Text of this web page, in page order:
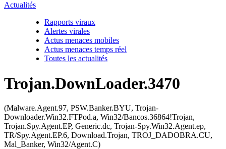
Actualités
Rapports viraux
Alertes virales
Actus menaces mobiles
Actus menaces temps réel
Toutes les actualités
Trojan.DownLoader.3470
(Malware.Agent.97, PSW.Banker.BYU, Trojan-
Downloader.Win32.FTPod.a, Win32/Bancos.36864!Trojan,
Trojan.Spy.Agent.EP, Generic.dc, Trojan-Spy.Win32.Agent.ep,
TR/Spy.Agent.EP.6, Download.Trojan, TROJ_DADOBRA.CU,
Mal_Banker, Win32/Agent.C)